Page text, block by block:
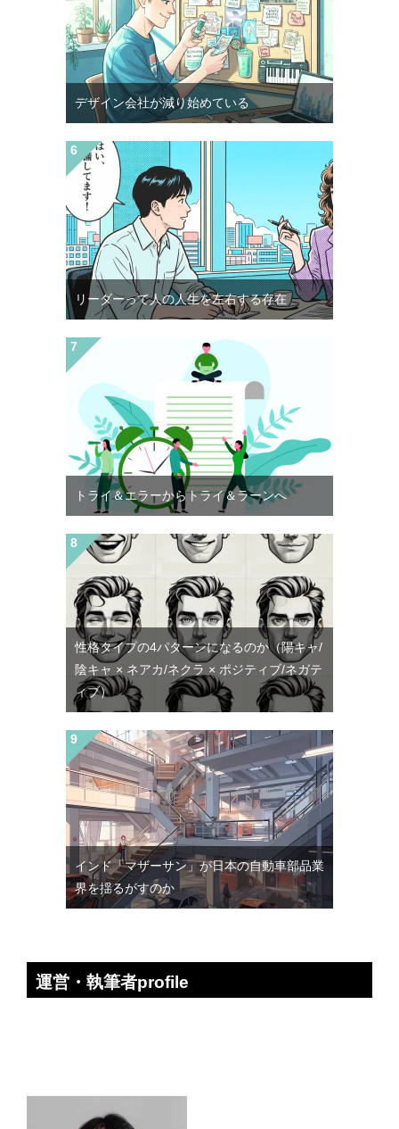
デザイン会社が減り始めている
リーダーって人の人生を左右する存在
トライ＆エラーからトライ＆ラーンへ
性格タイプの4パターンになるのか（陽キャ/
陰キャ × ネアカ/ネクラ × ポジティブ/ネガテ
ィブ）
インド「マザーサン」が日本の自動車部品業
界を揺るがすのか
運営・執筆者profile